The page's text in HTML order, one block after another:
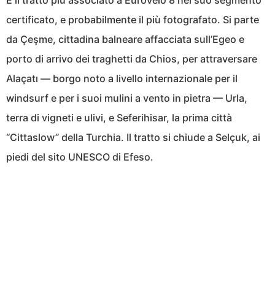
certificato, e probabilmente il più fotografato. Si parte
da Çeşme, cittadina balneare affacciata sull’Egeo e
porto di arrivo dei traghetti da Chios, per attraversare
Alaçatı — borgo noto a livello internazionale per il
windsurf e per i suoi mulini a vento in pietra — Urla,
terra di vigneti e ulivi, e Seferihisar, la prima città
“Cittaslow” della Turchia. Il tratto si chiude a Selçuk, ai
piedi del sito UNESCO di Efeso.